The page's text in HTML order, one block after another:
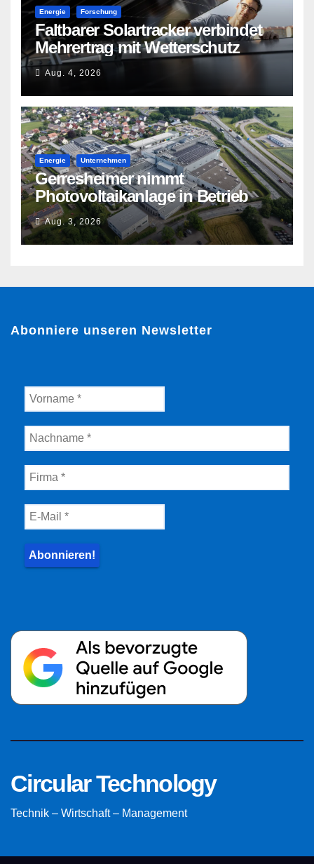
Energie Forschung
Faltbarer Solartracker verbindet
Mehrertrag mit Wetterschutz
Aug. 4, 2026
Energie Unternehmen
Gerresheimer nimmt
Photovoltaikanlage in Betrieb
Aug. 3, 2026
Abonniere unseren Newsletter
Circular Technology
Technik – Wirtschaft – Management